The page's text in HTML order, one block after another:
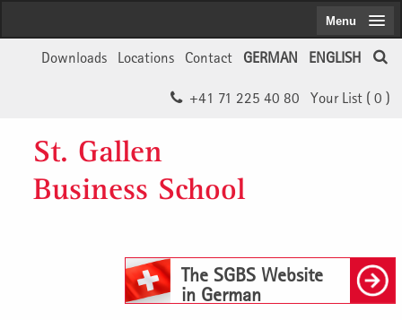
ENGLISH
GERMAN
Contact
Locations
Downloads
Your List ( 0 )
+41 71 225 40 80
St. Gallen
Business School
The SGBS Website
in German
Menu